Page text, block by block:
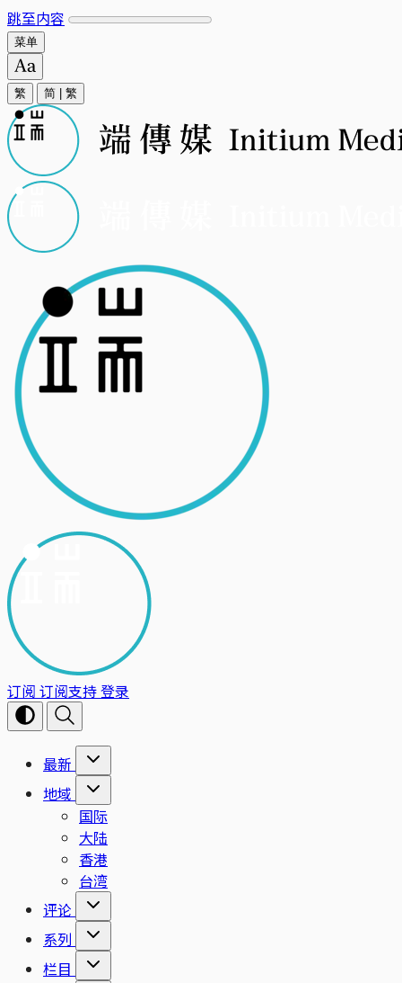
跳至内容
菜单
繁 简 繁
订阅 订阅支持登录
最新
地域
国际
大陆
香港
台湾
评论
系列
栏目